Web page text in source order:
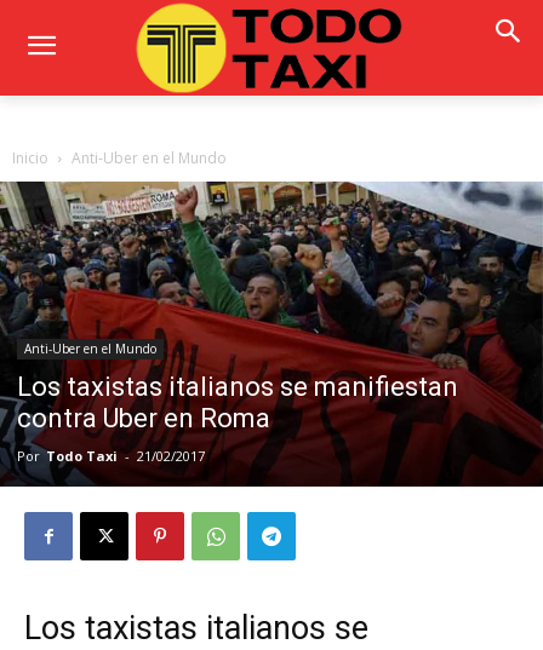
Inicio Anti-Uber en el Mundo
Anti-Uber en el Mundo
Los taxistas italianos se manifiestan
contra Uber en Roma
Por Todo Taxi - 21/02/2017
Los taxistas italianos se